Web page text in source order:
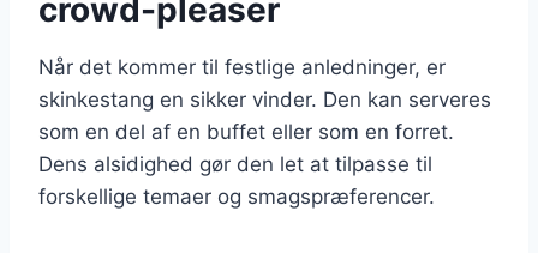
crowd-pleaser
Når det kommer til festlige anledninger, er
skinkestang en sikker vinder. Den kan serveres
som en del af en buffet eller som en forret.
Dens alsidighed gør den let at tilpasse til
forskellige temaer og smagspræferencer.